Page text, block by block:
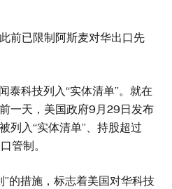
前已限制阿斯麦对华出口先
泰科技列入“实体清单”。就在
一天，美国政府9月29日发布
列入“实体清单”、持股超过
管制。
的措施，标志着美国对华科技